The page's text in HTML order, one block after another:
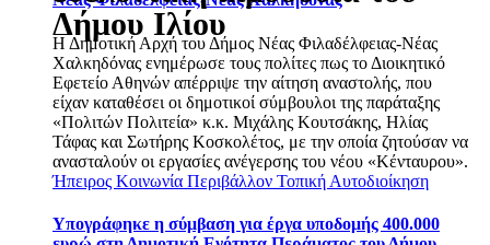
Η Δημοτική Αρχή του Δήμος Νέας Φιλαδέλφειας-Νέας
Χαλκηδόνας ενημέρωσε τους πολίτες πως το Διοικητικό
Εφετείο Αθηνών απέρριψε την αίτηση αναστολής, που
είχαν καταθέσει οι δημοτικοί σύμβουλοι της παράταξης
«Πολιτών Πολιτεία» κ.κ. Μιχάλης Κουτσάκης, Ηλίας
Τάφας και Σωτήρης Κοσκολέτος, με την οποία ζητούσαν να
ανασταλούν οι εργασίες ανέγερσης του νέου «Κένταυρου».
Ήπειρος Κοινωνία Περιβάλλον Τοπική Αυτοδιοίκηση
Υπογράφηκε η σύμβαση για έργα υποδομής 400.000
Δήμου Ιλίου